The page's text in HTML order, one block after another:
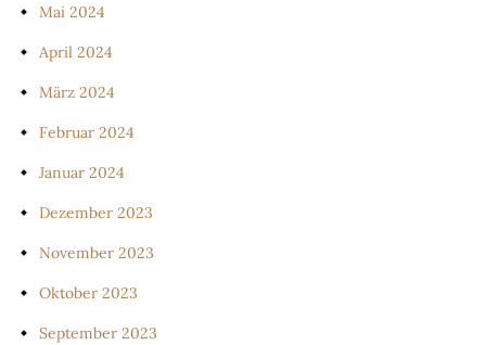
Mai 2024
April 2024
März 2024
Februar 2024
Januar 2024
Dezember 2023
November 2023
Oktober 2023
September 2023